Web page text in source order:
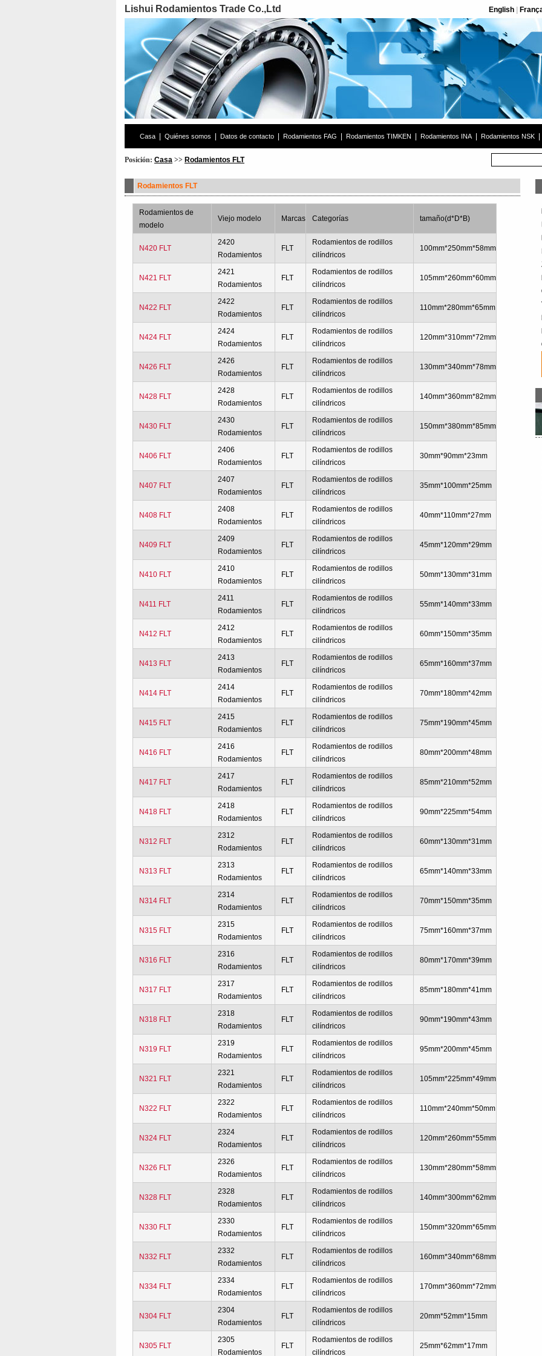
Lishui Rodamientos Trade Co.,Ltd English
Casa Quiénes somos Datos de contacto Rodamientos FAG Rodamientos TIMKEN Rodamientos INA Rodamientos NSK
Posición: Casa >> Rodamientos FLT
Rodamientos FLT
Rodamientos de
modelo
Viejo modelo Marcas Categorías tamaño(d*D*B)
N420 FLT
2420
Rodamientos
FLT
Rodamientos de rodillos
cilíndricos
100mm*250mm*58mm
N421 FLT
2421
Rodamientos
FLT
Rodamientos de rodillos
cilíndricos
105mm*260mm*60mm
N422 FLT
2422
Rodamientos
FLT
Rodamientos de rodillos
cilíndricos
110mm*280mm*65mm
N424 FLT
2424
Rodamientos
FLT
Rodamientos de rodillos
cilíndricos
120mm*310mm*72mm
N426 FLT
2426
Rodamientos
FLT
Rodamientos de rodillos
cilíndricos
130mm*340mm*78mm
N428 FLT
2428
Rodamientos
FLT
Rodamientos de rodillos
cilíndricos
140mm*360mm*82mm
N430 FLT
2430
Rodamientos
FLT
Rodamientos de rodillos
cilíndricos
150mm*380mm*85mm
N406 FLT
2406
Rodamientos
FLT
Rodamientos de rodillos
cilíndricos
30mm*90mm*23mm
N407 FLT
2407
Rodamientos
FLT
Rodamientos de rodillos
cilíndricos
35mm*100mm*25mm
N408 FLT
2408
Rodamientos
FLT
Rodamientos de rodillos
cilíndricos
40mm*110mm*27mm
N409 FLT
2409
Rodamientos
FLT
Rodamientos de rodillos
cilíndricos
45mm*120mm*29mm
N410 FLT
2410
Rodamientos
FLT
Rodamientos de rodillos
cilíndricos
50mm*130mm*31mm
N411 FLT
2411
Rodamientos
FLT
Rodamientos de rodillos
cilíndricos
55mm*140mm*33mm
N412 FLT
2412
Rodamientos
FLT
Rodamientos de rodillos
cilíndricos
60mm*150mm*35mm
N413 FLT
2413
Rodamientos
FLT
Rodamientos de rodillos
cilíndricos
65mm*160mm*37mm
N414 FLT
2414
Rodamientos
FLT
Rodamientos de rodillos
cilíndricos
70mm*180mm*42mm
N415 FLT
2415
Rodamientos
FLT
Rodamientos de rodillos
cilíndricos
75mm*190mm*45mm
N416 FLT
2416
Rodamientos
FLT
Rodamientos de rodillos
cilíndricos
80mm*200mm*48mm
N417 FLT
2417
Rodamientos
FLT
Rodamientos de rodillos
cilíndricos
85mm*210mm*52mm
N418 FLT
2418
Rodamientos
FLT
Rodamientos de rodillos
cilíndricos
90mm*225mm*54mm
N312 FLT
2312
Rodamientos
FLT
Rodamientos de rodillos
cilíndricos
60mm*130mm*31mm
N313 FLT
2313
Rodamientos
FLT
Rodamientos de rodillos
cilíndricos
65mm*140mm*33mm
N314 FLT
2314
Rodamientos
FLT
Rodamientos de rodillos
cilíndricos
70mm*150mm*35mm
N315 FLT
2315
Rodamientos
FLT
Rodamientos de rodillos
cilíndricos
75mm*160mm*37mm
N316 FLT
2316
Rodamientos
FLT
Rodamientos de rodillos
cilíndricos
80mm*170mm*39mm
N317 FLT
2317
Rodamientos
FLT
Rodamientos de rodillos
cilíndricos
85mm*180mm*41mm
N318 FLT
2318
Rodamientos
FLT
Rodamientos de rodillos
cilíndricos
90mm*190mm*43mm
N319 FLT
2319
Rodamientos
FLT
Rodamientos de rodillos
cilíndricos
95mm*200mm*45mm
N321 FLT
2321
Rodamientos
FLT
Rodamientos de rodillos
cilíndricos
105mm*225mm*49mm
N322 FLT
2322
Rodamientos
FLT
Rodamientos de rodillos
cilíndricos
110mm*240mm*50mm
N324 FLT
2324
Rodamientos
FLT
Rodamientos de rodillos
cilíndricos
120mm*260mm*55mm
N326 FLT
2326
Rodamientos
FLT
Rodamientos de rodillos
cilíndricos
130mm*280mm*58mm
N328 FLT
2328
Rodamientos
FLT
Rodamientos de rodillos
cilíndricos
140mm*300mm*62mm
N330 FLT
2330
Rodamientos
FLT
Rodamientos de rodillos
cilíndricos
150mm*320mm*65mm
N332 FLT
2332
Rodamientos
FLT
Rodamientos de rodillos
cilíndricos
160mm*340mm*68mm
N334 FLT
2334
Rodamientos
FLT
Rodamientos de rodillos
cilíndricos
170mm*360mm*72mm
N304 FLT
2304
Rodamientos
FLT
Rodamientos de rodillos
cilíndricos
20mm*52mm*15mm
N305 FLT
2305
Rodamientos
FLT
Rodamientos de rodillos
cilíndricos
25mm*62mm*17mm